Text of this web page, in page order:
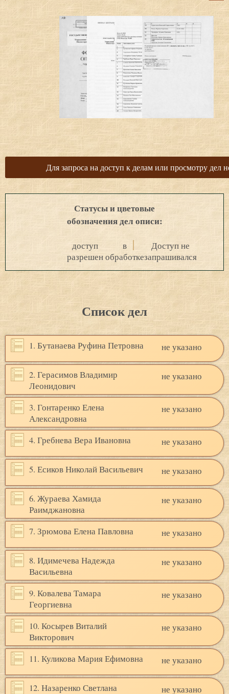
Для запроса на доступ к делам или просмотру дел
Статусы и цветовые
обозначения дел описи:
доступ
разрешен
в
обработке
Доступ не
запрашивался
Список дел
1. Бутанаева Руфина Петровна не указано
2. Герасимов Владимир
Леонидович
не указано
3. Гонтаренко Елена
Александровна
не указано
4. Гребнева Вера Ивановна не указано
5. Есиков Николай Васильевич не указано
6. Жураева Хамида
Раимджановна
не указано
7. Зрюмова Елена Павловна не указано
8. Идимечева Надежда
Васильевна
не указано
9. Ковалева Тамара
Георгиевна
не указано
10. Косырев Виталий
Викторович
не указано
11. Куликова Мария Ефимовна не указано
12. Назаренко Светлана
не указано